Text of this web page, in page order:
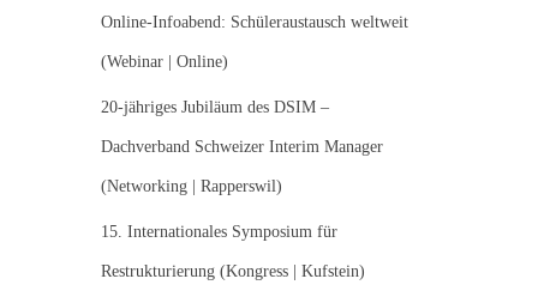
a
c
:
Online-Infoabend: Schüleraustausch weltweit
(Webinar | Online)
20-jähriges Jubiläum des DSIM –
Dachverband Schweizer Interim Manager
(Networking | Rapperswil)
15. Internationales Symposium für
Restrukturierung (Kongress | Kufstein)